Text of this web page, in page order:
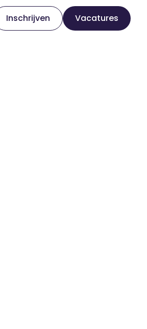
Inschrijven Vacatures